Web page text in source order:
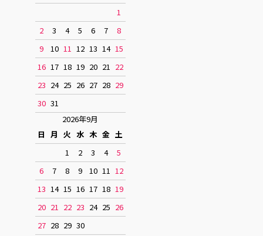
1
2
3 4 5 6 7
8
9
10 11 12 13 14 15
16 17 18 19 20 21 22
23 24 25 26 27 28 29
30 31
2026年9月
日 月 火 水 木 金 土
1
2 3 4
5
6
7 8 9 10 11 12
13 14 15 16 17 18 19
20 21 22 23 24 25 26
27 28 29 30